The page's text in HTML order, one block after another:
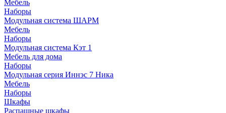
Мебель
Наборы
Модульная система ШАРМ
Мебель
Наборы
Модульная система Кэт 1
Мебель для дома
Наборы
Модульная серия Иннэс 7 Ника
Мебель
Наборы
Шкафы
Распашные шкафы